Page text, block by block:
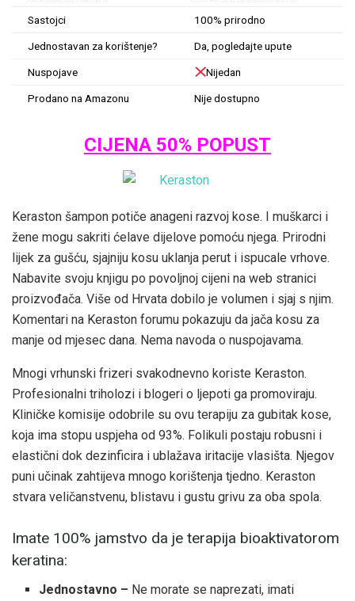
Sastojci 100% prirodno
Jednostavan za korištenje? Da, pogledajte upute
Nuspojave Nijedan
Prodano na Amazonu Nije dostupno
CIJENA 50% POPUST
Keraston šampon potiče anageni razvoj kose. I muškarci i
žene mogu sakriti ćelave dijelove pomoću njega. Prirodni
lijek za gušću, sjajniju kosu uklanja perut i ispucale vrhove.
Nabavite svoju knjigu po povoljnoj cijeni na web stranici
proizvođača. Više od Hrvata dobilo je volumen i sjaj s njim.
Komentari na Keraston forumu pokazuju da jača kosu za
manje od mjesec dana. Nema navoda o nuspojavama.
Mnogi vrhunski frizeri svakodnevno koriste Keraston.
Profesionalni triholozi i blogeri o ljepoti ga promoviraju.
Kliničke komisije odobrile su ovu terapiju za gubitak kose,
koja ima stopu uspjeha od 93%. Folikuli postaju robusni i
elastični dok dezinficira i ublažava iritacije vlasišta. Njegov
puni učinak zahtijeva mnogo korištenja tjedno. Keraston
stvara veličanstvenu, blistavu i gustu grivu za oba spola.
Imate 100% jamstvo da je terapija bioaktivatorom
keratina:
Jednostavno – Ne morate se naprezati, imati